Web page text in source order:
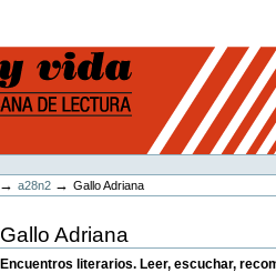
→a28n2 →Gallo Adriana
Gallo Adriana
Encuentros literarios. Leer, escuchar,